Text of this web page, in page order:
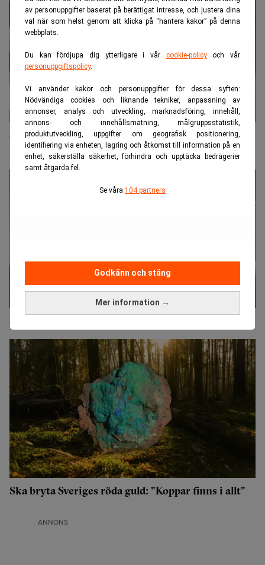
av personuppgifter baserat på berättigat intresse, och justera dina
val när som helst genom att klicka på “hantera kakor” på denna
webbplats.
Du kan fördjupa dig ytterligare i vår cookie-policyoch vår
personuppgiftspolicy.
Vi använder kakor och personuppgifter för dessa syften:
Nödvändiga cookies och liknande tekniker, anpassning av
annonser, analys och utveckling, marknadsföring, innehåll,
annons- och innehållsmätning, målgruppsstatistik,
produktutveckling, uppgifter om geografisk positionering,
identifiering via enheten, lagring och åtkomst till information på en
enhet, säkerställa säkerhet, förhindra och upptäcka bedrägerier
samt åtgärda fel.
Se våra 104 partners
Mer information →
Godkänn och stäng
Slut om 2 månader – USA bränner kritiska råvaror
i rekordfart
Skifte för råvaror: Vete hetare än guld
Ska bryta Sveriges röda guld: "Koppar finns i allt"
ANNONS